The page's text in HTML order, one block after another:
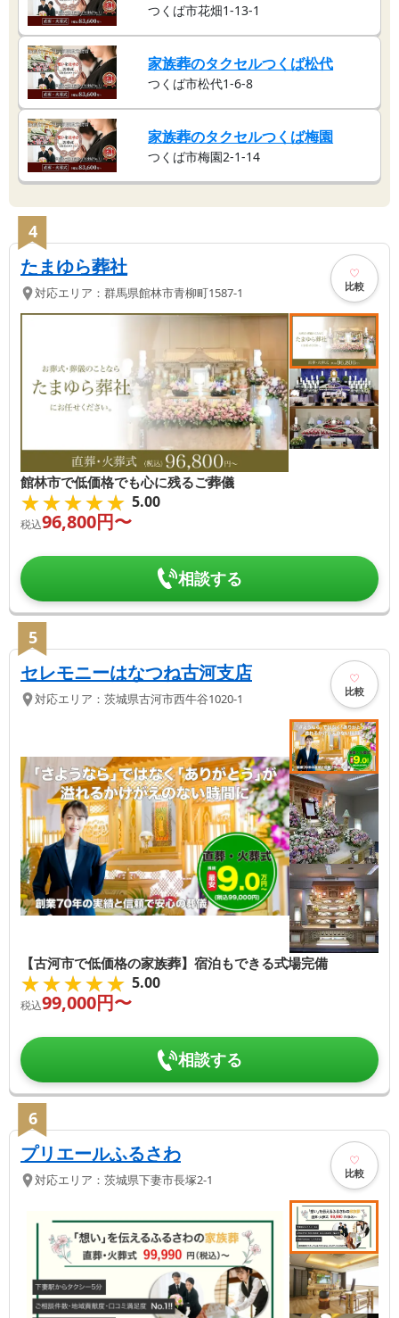
つくば市花畑1-13-1
家族葬のタクセルつくば松代
つくば市松代1-6-8
家族葬のタクセルつくば梅園
つくば市梅園2-1-14
4
たまゆら葬社
対応エリア： 群馬県館林市青柳町1587-1 比較
館林市で低価格でも心に残るご葬儀
★★★★★
★★★★★ 5.00
税込96,800円〜
相談する
5
セレモニーはなつね古河支店
対応エリア： 茨城県古河市西牛谷1020-1 比較
【古河市で低価格の家族葬】宿泊もできる式場完備
★★★★★
★★★★★ 5.00
税込99,000円〜
相談する
6
プリエールふるさわ
対応エリア： 茨城県下妻市長塚2-1 比較